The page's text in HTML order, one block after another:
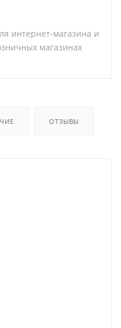
интернет-магазина и
магазинах
ОТЗЫВЫ